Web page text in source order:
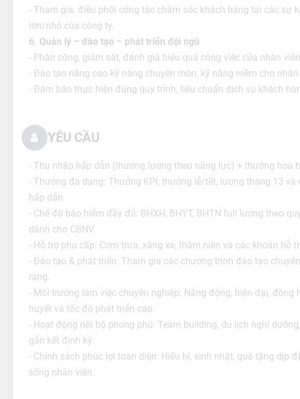
- Tham gia, điều phối công tác chăm sóc khách hàng tại các sự
lớn/nhỏ của công ty.
6. Quản lý – đào tạo – phát triển đội ngũ
- Phân công, giám sát, đánh giá hiệu quả công việc của nhân
- Đào tạo nâng cao kỹ năng chuyên môn, kỹ năng mềm cho nhân
- Đảm bảo thực hiện đúng quy trình, tiêu chuẩn dịch vụ khách
YÊU CẦU
- Thu nhập hấp dẫn (thương lượng theo năng lực) + thưởng hoa
- Thưởng đa dạng: Thưởng KPI, thưởng lễ/tết, lương tháng 13
hấp dẫn.
- Chế độ bảo hiểm đầy đủ: BHXH, BHYT, BHTN full lương theo
dành cho CBNV.
- Hỗ trợ phụ cấp: Cơm trưa, xăng xe, thâm niên và các khoản hỗ
- Đào tạo & phát triển: Tham gia các chương trình đào tạo
ràng.
- Môi trường làm việc chuyên nghiệp: Năng động, hiện đại, đồng
huyết và tốc độ phát triển cao.
- Hoạt động nội bộ phong phú: Team building, du lịch nghỉ
gắn kết định kỳ.
- Chính sách phúc lợi toàn diện: Hiếu hỉ, sinh nhật, quà tặng dịp
sống nhân viên.